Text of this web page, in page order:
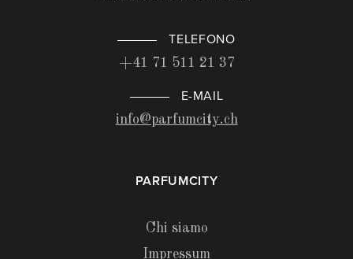
TELEFONO
+41 71 511 21 37
E-MAIL
info@parfumcity.ch
PARFUMCITY
Chi siamo
Impressum